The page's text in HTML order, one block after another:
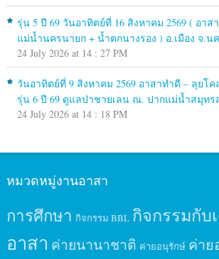
รุ่น 5 ปี 69 วันอาทิตย์ที่ 16 สิงหาคม 2569 ( อาส
แม่น้ำนครนายก + น้ำตกนางรอง ) อ.เมือง จ.น
24 July 2026 at 14 : 27 PM
วันอาทิตย์ที่ 9 สิงหาคม 2569 อาสาทำดี – ลุยโ
รุ่น 6 ปี 69 ดูแลป่าชายเลน ณ. ปากแม่น้ำสมุทร
24 July 2026 at 14 : 18 PM
หมวดหมู่งานอาสา
การศึกษา กิจกรรม BBL กิจกรรมกับ
อาสา ค่ายนานาชาติ ค่ายอนุรักษ์ ค่าย